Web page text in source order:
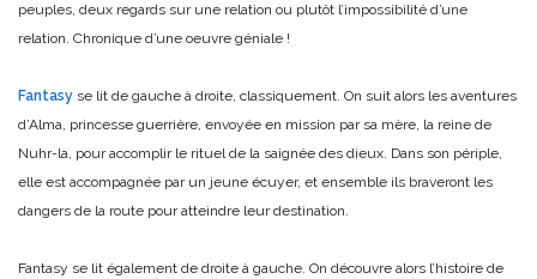
peuples, deux regards sur une relation ou plutôt l’impossibilité d’une
relation. Chronique d’une oeuvre géniale !
Fantasy se lit de gauche à droite, classiquement. On suit alors les aventures
d’Alma, princesse guerrière, envoyée en mission par sa mère, la reine de
Nuhr-la, pour accomplir le rituel de la saignée des dieux. Dans son périple,
elle est accompagnée par un jeune écuyer, et ensemble ils braveront les
dangers de la route pour atteindre leur destination.
Fantasy se lit également de droite à gauche. On découvre alors l’histoire de